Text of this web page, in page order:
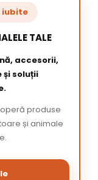
iubite
TALE
accesorii,
și soluții
produse
și animale